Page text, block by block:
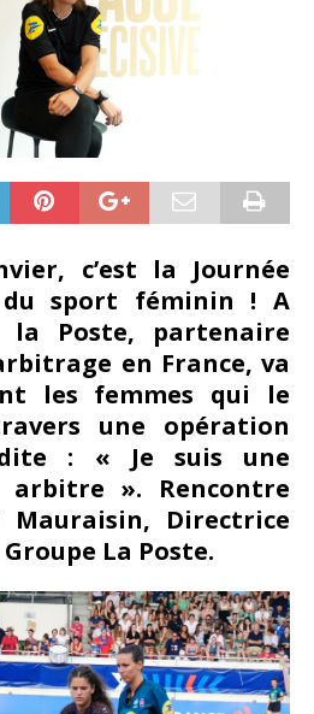
c’est la Journée
sport féminin ! A
la Poste, partenaire
en France, va
les femmes qui le
une opération
: « Je suis une
arbitre ». Rencontre
Mauraisin, Directrice
La Poste.